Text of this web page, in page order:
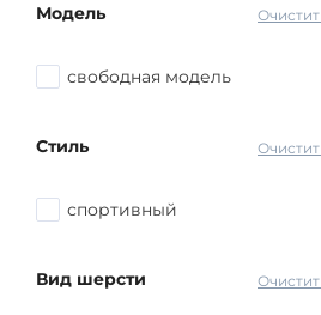
Модель
свободная модель
Стиль
спортивный
Вид шерсти